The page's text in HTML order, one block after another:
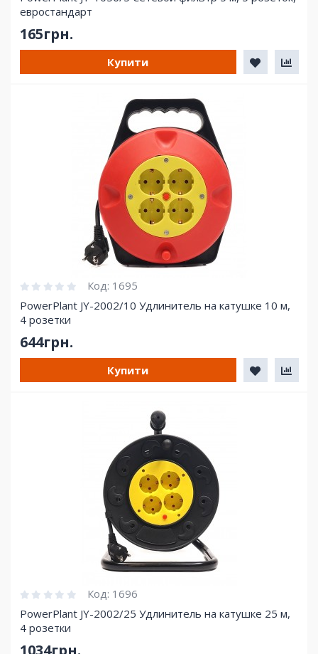
евростандарт
165грн.
Купити
Код: 1695
PowerPlant JY-2002/10 Удлинитель на катушке 10 м,
4 розетки
644грн.
Купити
Код: 1696
PowerPlant JY-2002/25 Удлинитель на катушке 25 м,
4 розетки